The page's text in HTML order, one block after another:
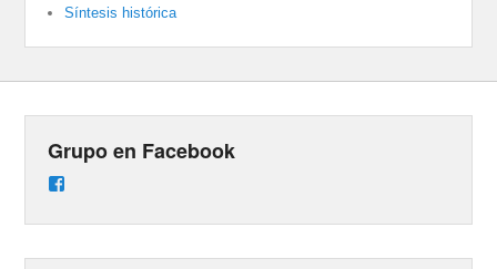
Síntesis histórica
Grupo en Facebook
en